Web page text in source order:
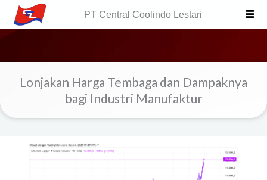
PT Central Coolindo Lestari
Lonjakan Harga Tembaga dan Dampaknya
bagi Industri Manufaktur